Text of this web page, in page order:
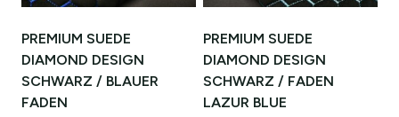
PREMIUM SUEDE
DIAMOND DESIGN
SCHWARZ / BLAUER
FADEN
PREMIUM SUEDE
DIAMOND DESIGN
SCHWARZ / FADEN
LAZUR BLUE